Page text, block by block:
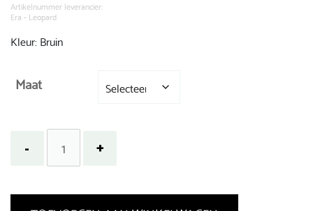
€ 119,99.
Artikelnummer leverancier:
Era - Leopard
Kleur: Bruin
Maat